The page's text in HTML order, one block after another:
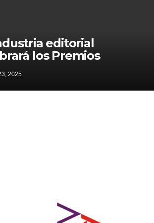
editorial
los Premios
2025 el 12 de
2025